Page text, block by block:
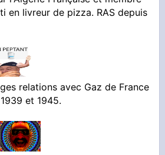
en livreur de pizza. RAS depuis
relations avec Gaz de France
et 1945.